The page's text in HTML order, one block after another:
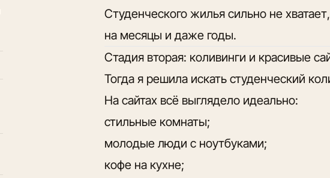
Студенческого жилья сильно не
на месяцы и даже годы.
Стадия вторая: коливинги и красивые
Тогда я решила искать студенческий
На сайтах всё выглядело идеально:
стильные комнаты;
молодые люди с ноутбуками;
кофе на кухне;